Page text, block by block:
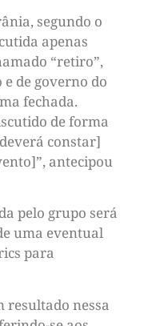
segundo o
apenas
“retiro”,
e de governo do
fechada.
de forma
constar]
antecipou
pelo grupo será
uma eventual
para
resultado nessa